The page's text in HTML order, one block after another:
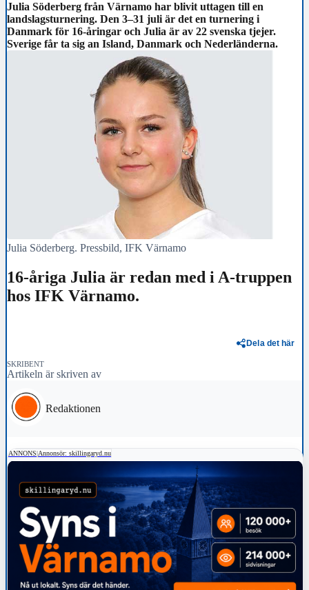
Julia Söderberg från Värnamo har blivit uttagen till en
landslagsturnering. Den 3–31 juli är det en turnering i
Danmark för 16-åringar och Julia är av 22 svenska tjejer.
Sverige får ta sig an Island, Danmark och Nederländerna.
Julia Söderberg. Pressbild, IFK Värnamo
16-åriga Julia är redan med i A-truppen
hos IFK Värnamo.
Dela det här
SKRIBENT
Artikeln är skriven av
Redaktionen
ANNONS|Annonsör: skillingaryd.nu